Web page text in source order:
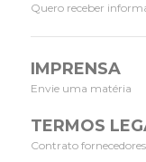
Quero receber
IMPRENSA
Envie uma matéria
TERMOS
Contrato fornecedores